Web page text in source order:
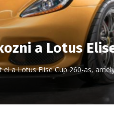
a Lotus
a Lotus Elise Cup 260-as,